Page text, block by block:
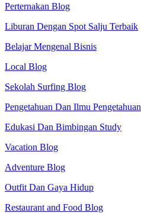
Perternakan Blog
Liburan Dengan Spot Salju Terbaik
Belajar Mengenal Bisnis
Local Blog
Sekolah Surfing Blog
Pengetahuan Dan Ilmu Pengetahuan
Edukasi Dan Bimbingan Study
Vacation Blog
Adventure Blog
Outfit Dan Gaya Hidup
Restaurant and Food Blog